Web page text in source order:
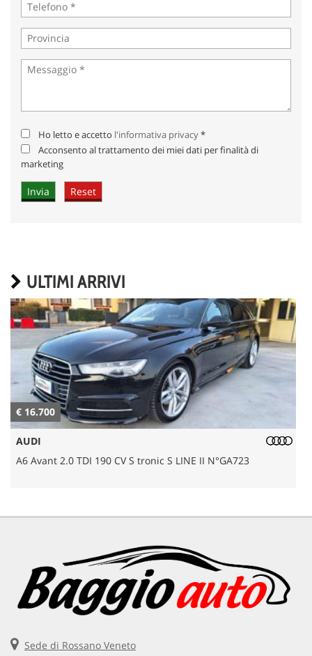
Ho letto e accetto l'informativa privacy*
Acconsento al trattamento dei miei dati per finalità di
marketing
ULTIMI ARRIVI
€ 16.700
AUDI
A6 Avant 2.0 TDI 190 CV S tronic S LINE II N°GA723
Sede di Rossano Veneto